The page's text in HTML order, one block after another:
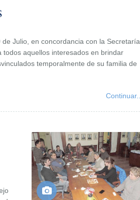
Julio, en concordancia con la Secretaría
todos aquellos interesados en brindar
temporalmente de su familia de
Continuar...